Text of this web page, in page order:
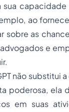
ao
sobre as
e
não substitui
poderosa, ela
em suas